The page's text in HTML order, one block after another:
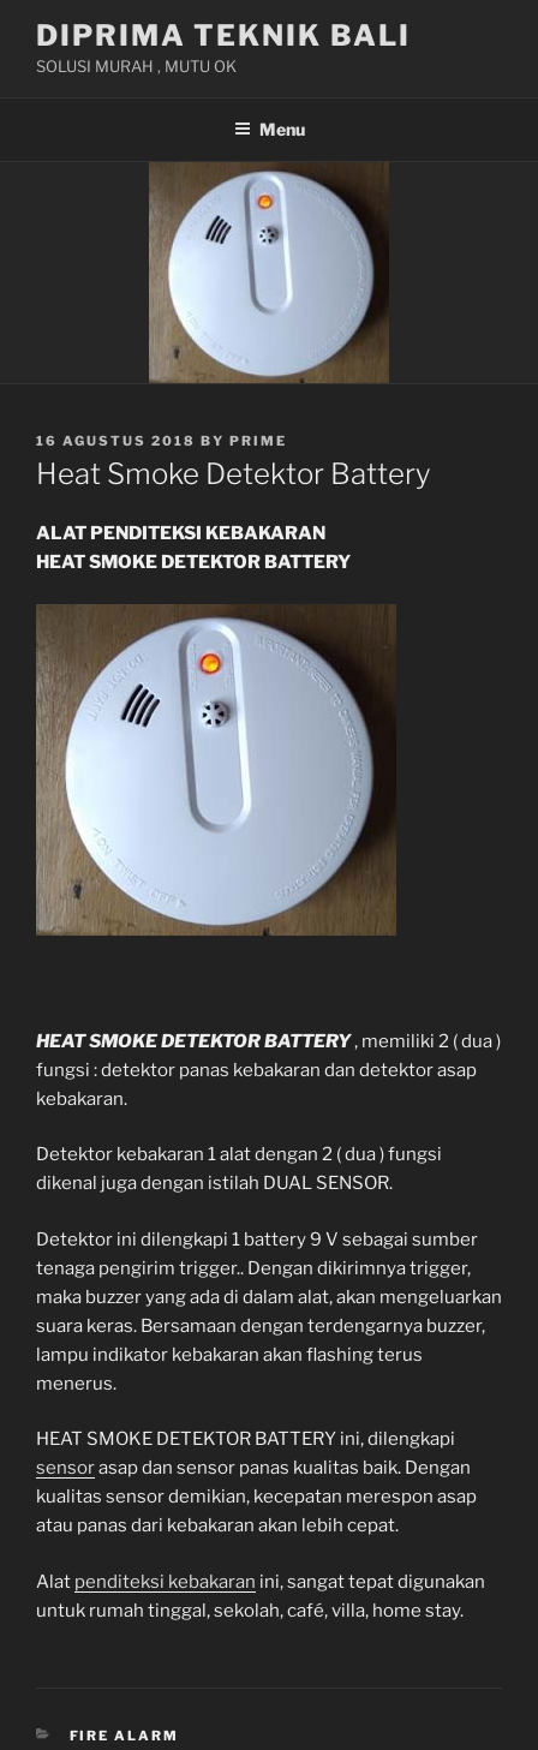
content
DIPRIMA TEKNIK BALI
SOLUSI MURAH , MUTU OK
Menu
POSTED
ON
16 AGUSTUS 2018 BY PRIME
Heat Smoke Detektor Battery
ALAT PENDITEKSI KEBAKARAN
HEAT SMOKE DETEKTOR BATTERY
HEAT SMOKE DETEKTOR BATTERY, memiliki 2 ( dua )
fungsi : detektor panas kebakaran dan detektor asap
kebakaran.
Detektor kebakaran 1 alat dengan 2 ( dua ) fungsi
dikenal juga dengan istilah DUAL SENSOR.
Detektor ini dilengkapi 1 battery 9 V sebagai sumber
tenaga pengirim trigger.. Dengan dikirimnya trigger,
maka buzzer yang ada di dalam alat, akan mengeluarkan
suara keras. Bersamaan dengan terdengarnya buzzer,
lampu indikator kebakaran akan flashing terus
menerus.
HEAT SMOKE DETEKTOR BATTERY ini, dilengkapi
sensorasap dan sensor panas kualitas baik. Dengan
kualitas sensor demikian, kecepatan merespon asap
atau panas dari kebakaran akan lebih cepat.
Alat penditeksi kebakaran ini, sangat tepat digunakan
untuk rumah tinggal, sekolah, café, villa, home stay.
CATEGORIES
FIRE ALARM